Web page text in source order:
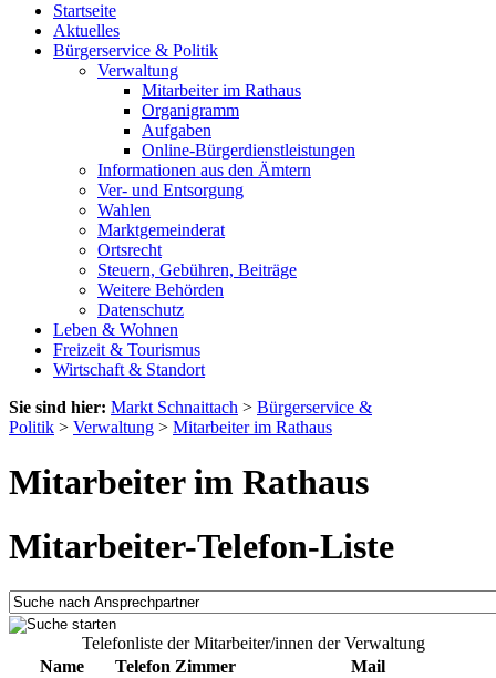
Startseite
Aktuelles
Bürgerservice & Politik
Verwaltung
Mitarbeiter im Rathaus
Organigramm
Aufgaben
Online-Bürgerdienstleistungen
Informationen aus den Ämtern
Ver- und Entsorgung
Wahlen
Marktgemeinderat
Ortsrecht
Steuern, Gebühren, Beiträge
Weitere Behörden
Datenschutz
Leben & Wohnen
Freizeit & Tourismus
Wirtschaft & Standort
Sie sind hier: Markt Schnaittach > Bürgerservice &
Politik > Verwaltung > Mitarbeiter im Rathaus
Mitarbeiter im Rathaus
Mitarbeiter-Telefon-Liste
Telefonliste der Mitarbeiter/innen der Verwaltung
Name
Telefon Zimmer
Mail